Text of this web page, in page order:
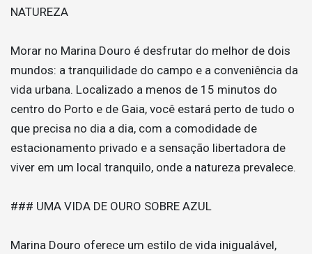
NATUREZA
Morar no Marina Douro é desfrutar do melhor de dois
mundos: a tranquilidade do campo e a conveniência da
vida urbana. Localizado a menos de 15 minutos do
centro do Porto e de Gaia, você estará perto de tudo o
que precisa no dia a dia, com a comodidade de
estacionamento privado e a sensação libertadora de
viver em um local tranquilo, onde a natureza prevalece.
### UMA VIDA DE OURO SOBRE AZUL
Marina Douro oferece um estilo de vida inigualável,